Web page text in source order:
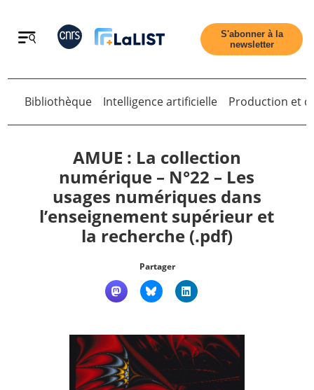
Retour
Accueil
Tous les articles
Qui sommes nous ?
Nous suivre
S'abonner à la
newsletter
Retour
Bibliothèque Intelligence artificielle Production et
AMUE : La collection
numérique – N°22 – Les
usages numériques dans
l’enseignement supérieur et
la recherche (.pdf)
Partager